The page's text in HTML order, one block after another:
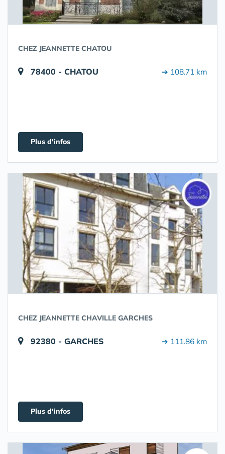
CHEZ JEANNETTE CHATOU
78400 - CHATOU ➔ 108.71 km
Plus d'infos
CHEZ JEANNETTE CHAVILLE GARCHES
92380 - GARCHES ➔ 111.86 km
Plus d'infos